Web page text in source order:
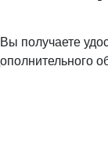
получаете